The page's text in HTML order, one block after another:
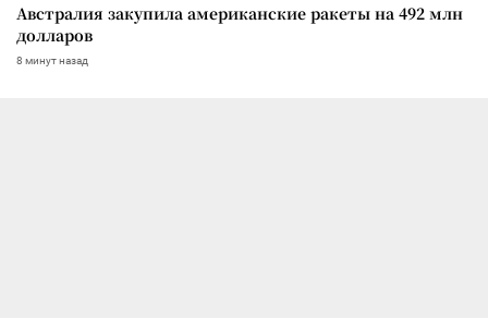
Австралия закупила американские ракеты на 492 млн
долларов
8 минут назад